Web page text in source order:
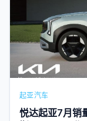
起亚汽车
悦达起亚7月销